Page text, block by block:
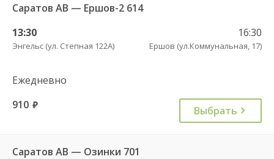
Саратов АВ — Ершов-2 614
13:30
Энгельс (ул. Степная 122А)
16:30
Ершов (ул.Коммунальная, 17)
Ежедневно
910 руб. Выбрать
Саратов АВ — Озинки 701